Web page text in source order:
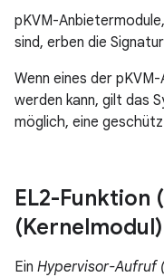
pKVM-
sind, erben die
Wenn eines der
werden kann, gilt das
möglich, eine
EL2-Funktion
Ein Hypervisor-Aufruf